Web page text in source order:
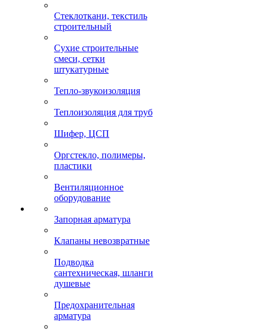
Стеклоткани, текстиль
строительный
Сухие строительные
смеси, сетки
штукатурные
Тепло-звукоизоляция
Теплоизоляция для труб
Шифер, ЦСП
Оргстекло, полимеры,
пластики
Вентиляционное
оборудование
Запорная арматура
Клапаны невозвратные
Подводка
сантехническая, шланги
душевые
Предохранительная
арматура